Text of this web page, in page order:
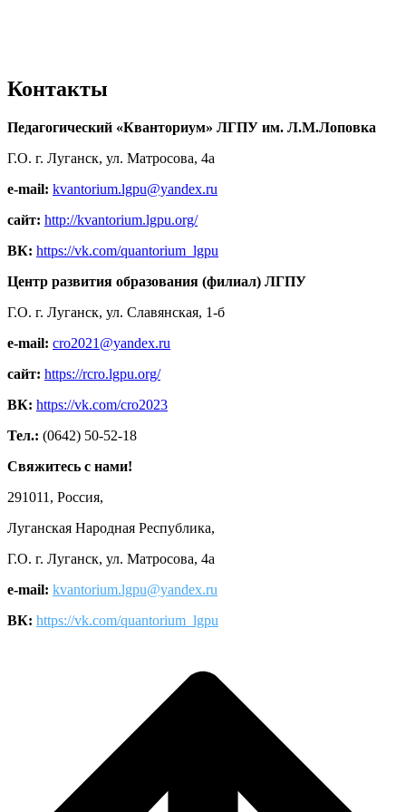
Контакты
Педагогический «Кванториум» ЛГПУ им. Л.М.Лоповка
Г.О. г. Луганск, ул. Матросова, 4а
e-mail: kvantorium.lgpu@yandex.ru
сайт: http://kvantorium.lgpu.org/
ВК: https://vk.com/quantorium_lgpu
Центр развития образования (филиал) ЛГПУ
Г.О. г. Луганск, ул. Славянская, 1-б
e-mail: cro2021@yandex.ru
сайт: https://rcro.lgpu.org/
ВК: https://vk.com/cro2023
Тел.: (0642) 50-52-18
Свяжитесь с нами!
291011, Россия,
Луганская Народная Республика,
Г.О. г. Луганск, ул. Матросова, 4а
e-mail: kvantorium.lgpu@yandex.ru
ВК: https://vk.com/quantorium_lgpu